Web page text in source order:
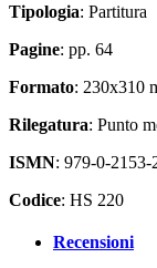
Tipologia: Partitura
Pagine: pp. 64
Formato: 230x310
Rilegatura: Punto
ISMN: 979-0-2153-
Codice: HS 220
Recensioni